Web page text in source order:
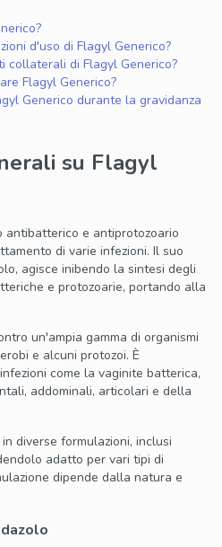
d'uso di Flagyl Generico?
collaterali di Flagyl Generico?
Flagyl Generico?
Generico durante la gravidanza
su Flagyl
antibatterico e antiprotozoario
di varie infezioni. Il suo
agisce inibendo la sintesi degli
e protozoarie, portando alla
un'ampia gamma di organismi
e alcuni protozoi. È
come la vaginite batterica,
addominali, articolari e della
diverse formulazioni, inclusi
adatto per vari tipi di
dipende dalla natura e